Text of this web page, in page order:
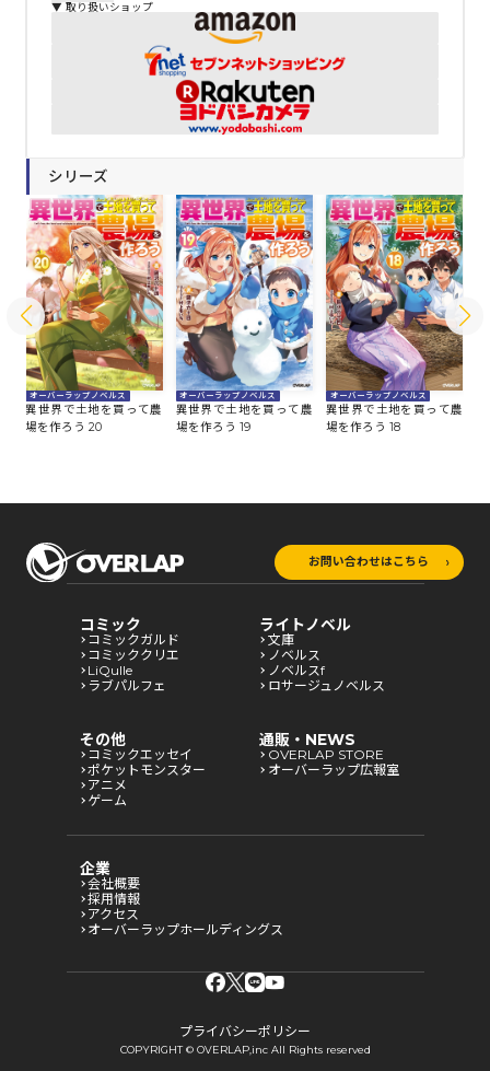
▼ 取り扱いショップ
シリーズ
オーバーラップノベルス
異世界で土地を買って農
場を作ろう 20
オーバーラップノベルス
異世界で土地を買って農
場を作ろう 19
オーバーラップノベルス
異世界で土地を買って農
場を作ろう 18
お問い合わせはこちら
コミック
コミックガルド
コミッククリエ
LiQulle
ラブパルフェ
ライトノベル
文庫
ノベルス
ノベルスf
ロサージュノベルス
その他
コミックエッセイ
ポケットモンスター
アニメ
ゲーム
通販・NEWS
OVERLAP STORE
オーバーラップ広報室
企業
会社概要
採用情報
アクセス
オーバーラップホールディングス
プライバシーポリシー
COPYRIGHT © OVERLAP,inc All Rights reserved